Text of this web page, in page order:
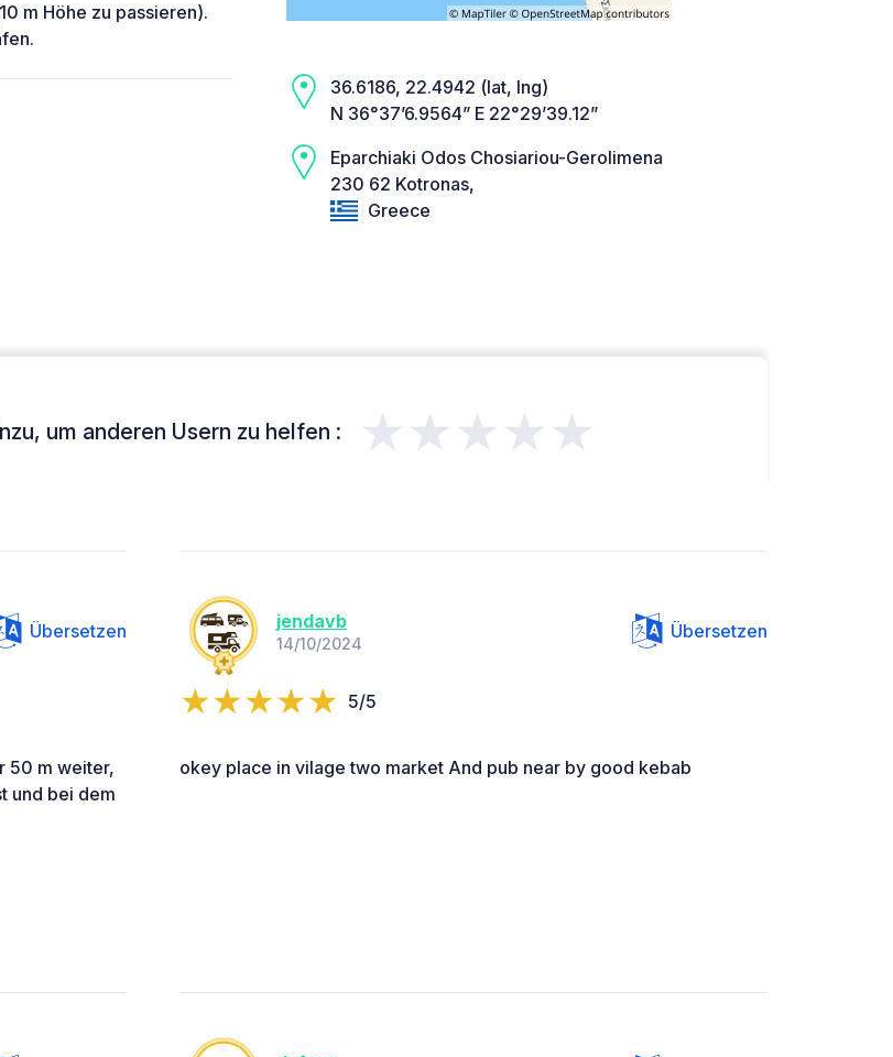
m Höhe zu passieren).
36.6186, 22.4942 (lat, lng)
N 36°37’6.9564” E 22°29’39.12”
Eparchiaki Odos Chosiariou-Gerolimena
230 62 Kotronas,
Greece
um anderen Usern zu helfen : ★★★★★
Übersetzen
50 m weiter,
und bei dem
jendavb
14/10/2024
Übersetzen
5/5
okey place in vilage two market And pub near by good kebab